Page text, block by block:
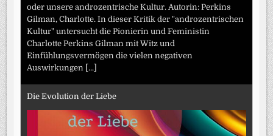
oder unsere androzentrische Kultur. Autorin: Perkins
Gilman, Charlotte. In dieser Kritik der "androzentrischen
Kultur" untersucht die Pionierin und Feministin
Charlotte Perkins Gilman mit Witz und
Einfühlungsvermögen die vielen negativen
Auswirkungen [...]
Die Evolution der Liebe